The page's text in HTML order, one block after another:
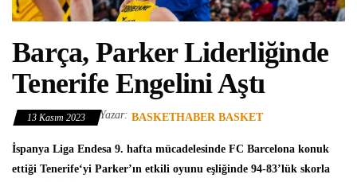
Barça, Parker Liderliğinde
Tenerife Engelini Aştı
13 Kasım 2023 Yazar: BASKETHABER BASKET
İspanya Liga Endesa 9. hafta mücadelesinde FC Barcelona konuk
ettiği Tenerife‘yi Parker’ın etkili oyunu eşliğinde 94-83’lük skorla